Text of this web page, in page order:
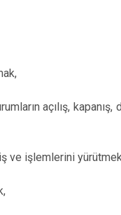
açılış,
ve işlemlerini